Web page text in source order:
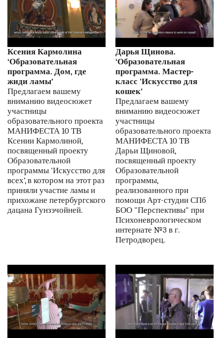
Ксения Кармолина
‘Образовательная
программа. Дом, где
жиди ламы’
Предлагаем вашему
вниманию видеосюжет
участницы
образовательного проекта
МАНИФЕСТА 10 ТВ
Ксении Кармолиной,
посвященный проекту
Образовательной
программы 'Искусство для
всех’, в котором на этот раз
приняли участие ламы и
прихожане петербургского
дацана Гунзэчойней.
Дарья Щинова.
‘Образовательная
программа. Мастер-
класс 'Искусство для
кошек’
Предлагаем вашему
вниманию видеосюжет
участницы
образовательного проекта
МАНИФЕСТА 10 ТВ
Дарьи Щиновой,
посвященный проекту
Образовательной
программы,
реализованного при
помощи Арт-студии СПб
БОО "Перспективы" при
Психоневрологическом
интернате №3 в г.
Петродворец.